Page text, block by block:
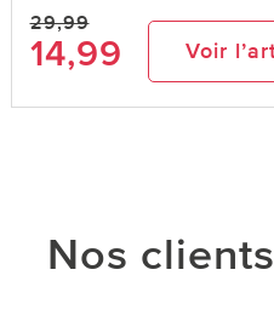
29,99
14,99 Voir
Nos